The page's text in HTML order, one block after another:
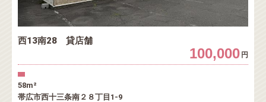
西13南28 貸店舗
100,000 円
58m²
帯広市西十三条南２８丁目1-9